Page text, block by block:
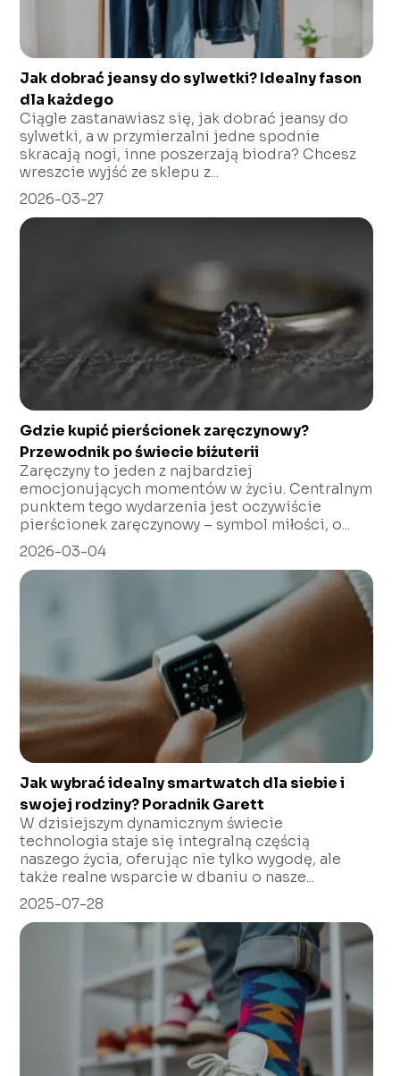
Jak dobrać jeansy do sylwetki? Idealny fason
dla każdego
Ciągle zastanawiasz się, jak dobrać jeansy do
sylwetki, a w przymierzalni jedne spodnie
skracają nogi, inne poszerzają biodra? Chcesz
wreszcie wyjść ze sklepu z...
2026-03-27
Gdzie kupić pierścionek zaręczynowy?
Przewodnik po świecie biżuterii
Zaręczyny to jeden z najbardziej
emocjonujących momentów w życiu. Centralnym
punktem tego wydarzenia jest oczywiście
pierścionek zaręczynowy – symbol miłości, o...
2026-03-04
Jak wybrać idealny smartwatch dla siebie i
swojej rodziny? Poradnik Garett
W dzisiejszym dynamicznym świecie
technologia staje się integralną częścią
naszego życia, oferując nie tylko wygodę, ale
także realne wsparcie w dbaniu o nasze...
2025-07-28